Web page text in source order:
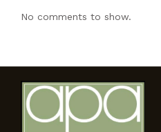
No comments to show.